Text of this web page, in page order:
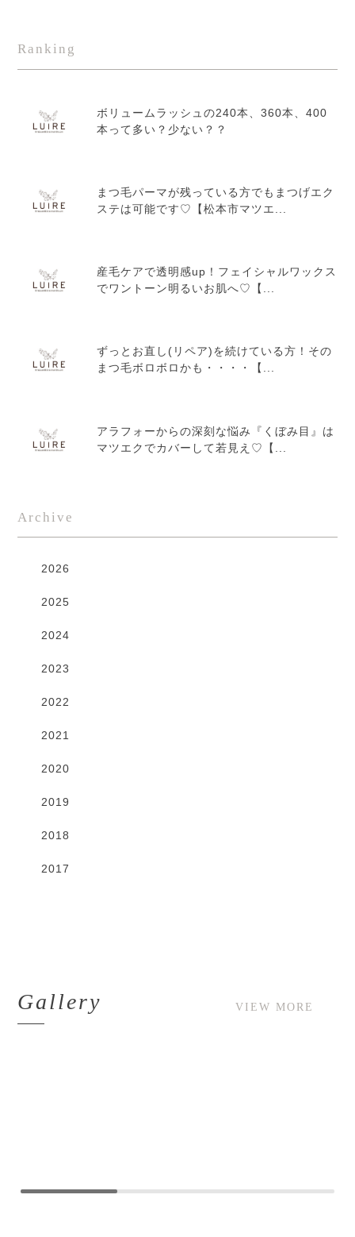
Ranking
ボリュームラッシュの240本、360本、400
本って多い？少ない？？
まつ毛パーマが残っている方でもまつげエク
ステは可能です♡【松本市マツエ...
産毛ケアで透明感up！フェイシャルワックス
でワントーン明るいお肌へ♡【...
ずっとお直し(リペア)を続けている方！その
まつ毛ボロボロかも・・・・【...
アラフォーからの深刻な悩み『くぼみ目』は
マツエクでカバーして若見え♡【...
Archive
2026
2025
2024
2023
2022
2021
2020
2019
2018
2017
Gallery VIEW MORE